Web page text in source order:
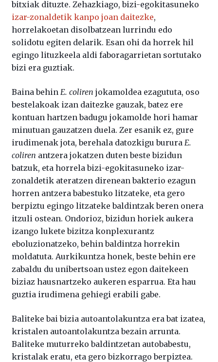
bitxiak dituzte. Zehazkiago, bizi-egokitasuneko
izar-zonaldetik kanpo joan daitezke,
horrelakoetan disolbatzean lurrindu edo
solidotu egiten delarik. Esan ohi da horrek hil
egingo lituzkeela aldi faboragarrietan sortutako
bizi era guztiak.
Baina behin E. coliren jokamoldea ezagututa, oso
bestelakoak izan daitezke gauzak, batez ere
kontuan hartzen badugu jokamolde hori hamar
minutuan gauzatzen duela. Zer esanik ez, gure
irudimenak jota, berehala datozkigu burura E.
coliren antzera jokatzen duten beste bizidun
batzuk, eta horrela bizi-egokitasuneko izar-
zonaldetik ateratzen direnean bakterio ezagun
horren antzera babestuko litzateke, eta gero
berpiztu egingo litzateke baldintzak beren onera
itzuli ostean. Ondorioz, bizidun horiek aukera
izango lukete bizitza konplexurantz
eboluzionatzeko, behin baldintza horrekin
moldatuta. Aurkikuntza honek, beste behin ere
zabaldu du unibertsoan ustez egon daitekeen
biziaz hausnartzeko aukeren esparrua. Eta hau
guztia irudimena gehiegi erabili gabe.
Baliteke bai bizia autoantolakuntza era bat izatea,
kristalen autoantolakuntza bezain arrunta.
Baliteke muturreko baldintzetan autobabestu,
kristalak eratu, eta gero bizkorrago berpiztea.